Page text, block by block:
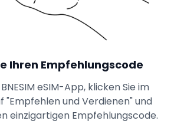
Ihren Empfehlungscode
eSIM-App, klicken Sie im
"Empfehlen und Verdienen" und
einzigartigen Empfehlungscode.